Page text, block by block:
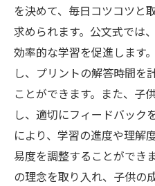
を決めて、毎日コツコツと
求められます。公文式では
効率的な学習を促進します
し、プリントの解答時間を
ことができます。また、子
し、適切にフィードバック
により、学習の進度や理解
易度を調整することができ
の理念を取り入れ、子供の